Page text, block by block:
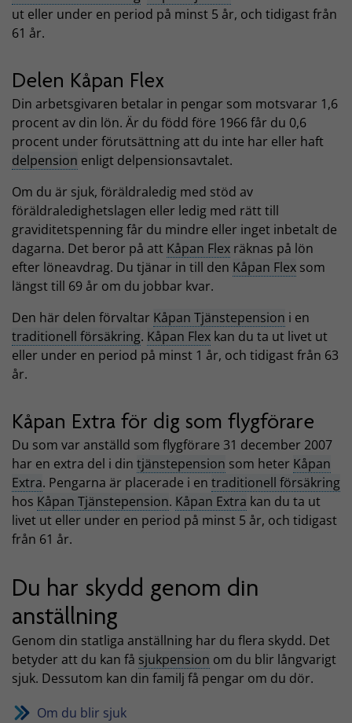
ut eller under en period på minst 5 år, och tidigast från
61 år.
Delen Kåpan Flex
Din arbetsgivaren betalar in pengar som motsvarar 1,6
procent av din lön. Är du född före 1966 får du 0,6
procent under förutsättning att du inte har eller haft
delpension enligt delpensionsavtalet.
Om du är sjuk, föräldraledig med stöd av
föräldraledighetslagen eller ledig med rätt till
graviditetspenning får du mindre eller inget inbetalt de
dagarna. Det beror på att Kåpan Flex räknas på lön
efter löneavdrag. Du tjänar in till den Kåpan Flex som
längst till 69 år om du jobbar kvar.
Den här delen förvaltar Kåpan Tjänstepension i en
traditionell försäkring. Kåpan Flex kan du ta ut livet ut
eller under en period på minst 1 år, och tidigast från 63
år.
Kåpan Extra för dig som flygförare
Du som var anställd som flygförare 31 december 2007
har en extra del i din tjänstepension som heter Kåpan
Extra. Pengarna är placerade i en traditionell försäkring
hos Kåpan Tjänstepension. Kåpan Extra kan du ta ut
livet ut eller under en period på minst 5 år, och tidigast
från 61 år.
Du har skydd genom din
anställning
Genom din statliga anställning har du flera skydd. Det
betyder att du kan få sjukpension om du blir långvarigt
sjuk. Dessutom kan din familj få pengar om du dör.
Om du blir sjuk